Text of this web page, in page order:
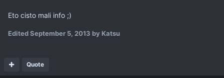
Eto cisto mali info ;)
EditedSeptember 5, 2013 by Katsu
Quote